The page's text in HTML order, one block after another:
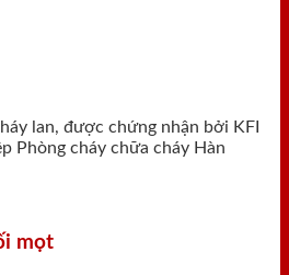
lan, được chứng nhận bởi KFI
Phòng cháy chữa cháy Hàn
mọt